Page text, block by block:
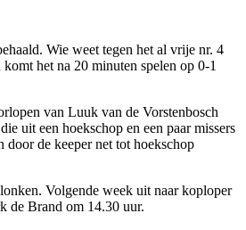
Wie weet tegen het al vrije nr. 4
het na 20 minuten spelen op 0-1
van Luuk van de Vorstenbosch
uit een hoekschop en een paar missers
de keeper net tot hoekschop
Volgende week uit naar koploper
de Brand om 14.30 uur.